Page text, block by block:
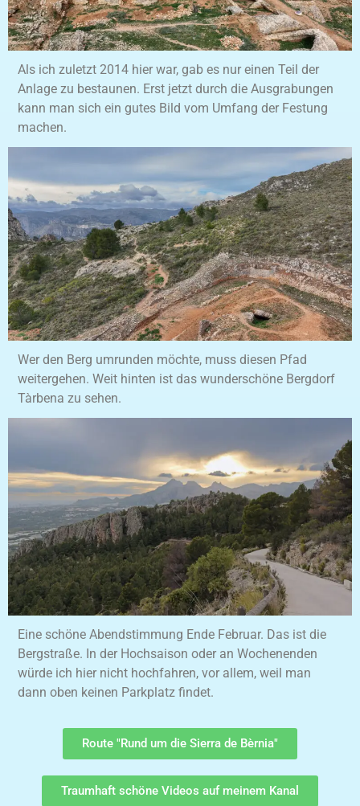
Als ich zuletzt 2014 hier war, gab es nur einen Teil der
Anlage zu bestaunen. Erst jetzt durch die Ausgrabungen
kann man sich ein gutes Bild vom Umfang der Festung
machen.
Wer den Berg umrunden möchte, muss diesen Pfad
weitergehen. Weit hinten ist das wunderschöne Bergdorf
Tàrbena zu sehen.
Eine schöne Abendstimmung Ende Februar. Das ist die
Bergstraße. In der Hochsaison oder an Wochenenden
würde ich hier nicht hochfahren, vor allem, weil man
dann oben keinen Parkplatz findet.
Route "Rund um die Sierra de Bèrnia"
Traumhaft schöne Videos auf meinem Kanal